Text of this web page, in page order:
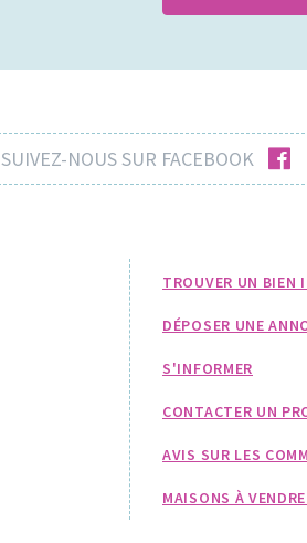
SUIVEZ-NOUS SUR FACEBOOK
TROUVER UN BIEN
DÉPOSER UNE
S'INFORMER
CONTACTER UN
AVIS SUR LES
MAISONS À